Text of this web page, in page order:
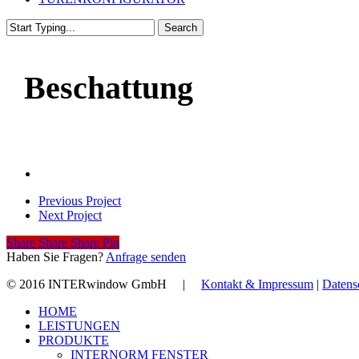
Search
Beschattung
Previous Project
Next Project
Share
Share Share Share Pin
Haben Sie Fragen? Anfrage senden
© 2016 INTERwindow GmbH | Kontakt & Impressum |
Close
Menu
HOME
LEISTUNGEN
PRODUKTE
INTERNORM FENSTER